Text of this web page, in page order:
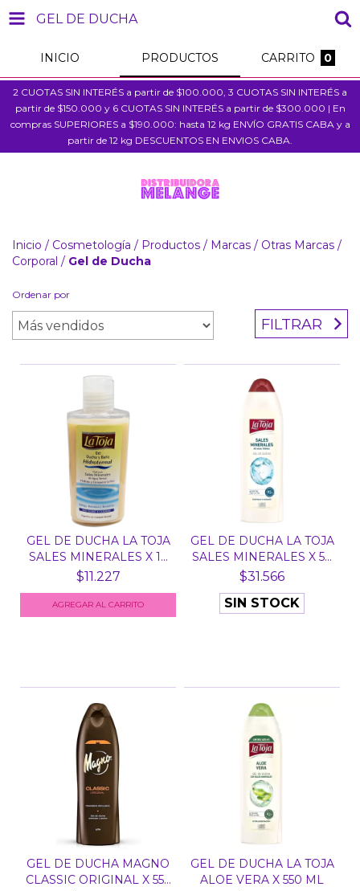
GEL DE DUCHA
INICIO PRODUCTOS CARRITO 0
2 CUOTAS SIN INTERÉS a partir de $100.000, 3 CUOTAS SIN INTERÉS a
partir de $150.000 y 6 CUOTAS SIN INTERÉS a partir de $300.000 | En
compras SUPERIORES a $190.000: hasta 12 kg ENVÍO GRATIS CABA y a
partir de 12 kg DESCUENTOS EN ENVIOS CABA.
Inicio / Cosmetología / Productos / Marcas / Otras Marcas /
Corporal / Gel de Ducha
Ordenar por
FILTRAR
GEL DE DUCHA LA TOJA
SALES MINERALES X 1...
$11.227
GEL DE DUCHA LA TOJA
SALES MINERALES X 5...
$31.566
SIN STOCK
GEL DE DUCHA MAGNO
CLASSIC ORIGINAL X 55...
GEL DE DUCHA LA TOJA
ALOE VERA X 550 ML